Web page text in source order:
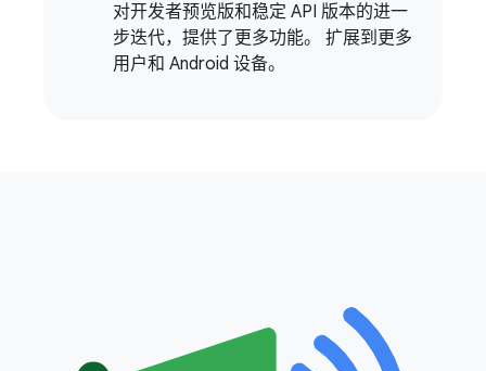
对开发者预览版和稳定 API 版本的进一
步迭代，提供了更多功能。 扩展到更多
用户和 Android 设备。